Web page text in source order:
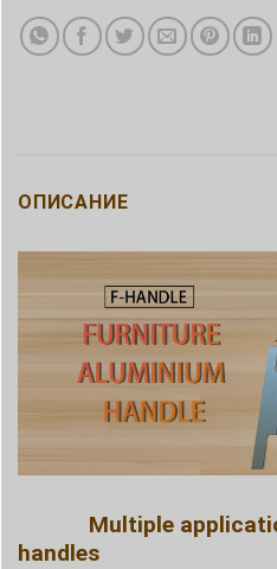
ОПИСАНИЕ
Multiple
handles